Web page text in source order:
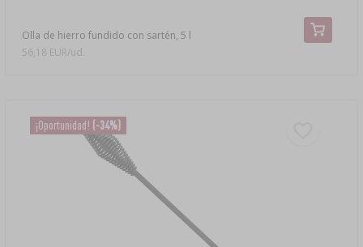
Olla de hierro fundido con sartén, 5 l
56,18 EUR/ud.
¡Oportunidad! (-34%)